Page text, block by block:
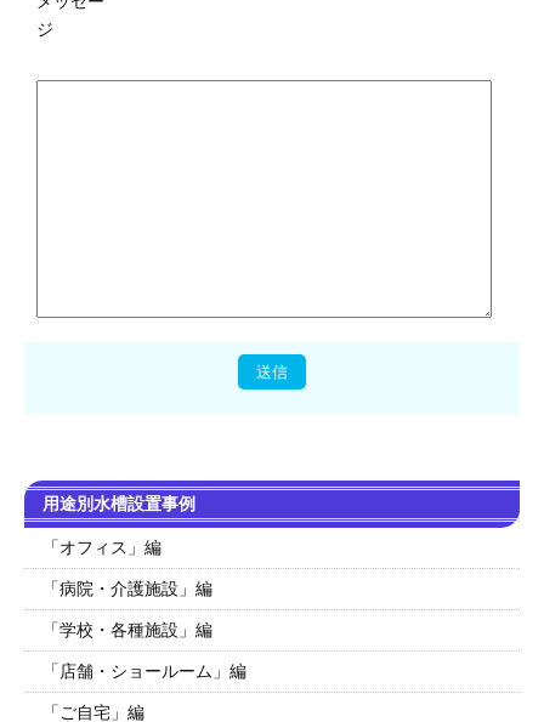
ジ
用途別水槽設置事例
「オフィス」編
「病院・介護施設」編
「学校・各種施設」編
「店舗・ショールーム」編
「ご自宅」編